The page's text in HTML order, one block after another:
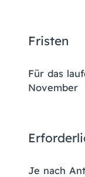
Fristen
Für das
November
Je nach